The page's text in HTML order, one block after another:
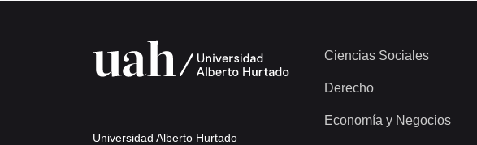
Universidad Alberto Hurtado
Ciencias Sociales
Derecho
Economía y Negocios